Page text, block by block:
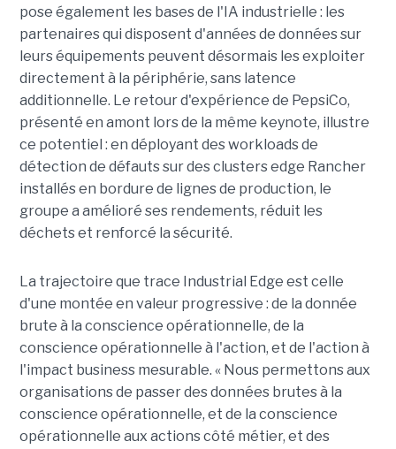
pose également les bases de l'IA industrielle : les
partenaires qui disposent d'années de données sur
leurs équipements peuvent désormais les exploiter
directement à la périphérie, sans latence
additionnelle. Le retour d'expérience de PepsiCo,
présenté en amont lors de la même keynote, illustre
ce potentiel : en déployant des workloads de
détection de défauts sur des clusters edge Rancher
installés en bordure de lignes de production, le
groupe a amélioré ses rendements, réduit les
déchets et renforcé la sécurité.
La trajectoire que trace Industrial Edge est celle
d'une montée en valeur progressive : de la donnée
brute à la conscience opérationnelle, de la
conscience opérationnelle à l'action, et de l'action à
l'impact business mesurable. « Nous permettons aux
organisations de passer des données brutes à la
conscience opérationnelle, et de la conscience
opérationnelle aux actions côté métier, et des